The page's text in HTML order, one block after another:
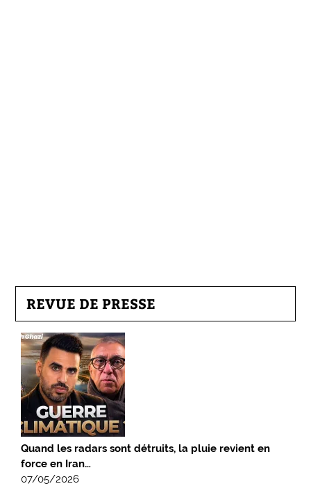
REVUE DE PRESSE
Quand les radars sont détruits, la pluie revient en
force en Iran…
07/05/2026